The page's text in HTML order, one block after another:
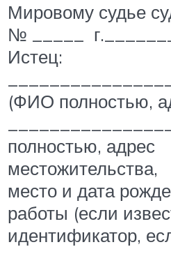
Мировому судье
№ _____
Истец:
(ФИО полностью,
полностью, адрес
местожительства,
место и дата
работы (если
идентификатор,